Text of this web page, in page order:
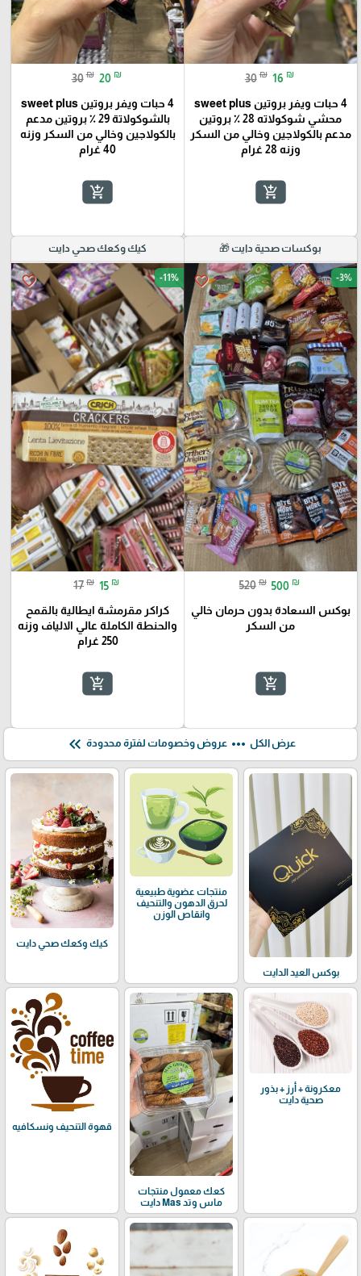
30 ₪ 16 ₪
4 حبات ويفر بروتين sweet plus
محشي شوكولاته 28 ٪؜ بروتين
مدعم بالكولاجين وخالي من السكر
وزنه 28 غرام
add_shopping_cart
30 ₪ 20 ₪
4 حبات ويفر بروتين sweet plus
بالشوكولاتة 29 ٪؜ بروتين مدعم
بالكولاجين وخالي من السكر وزنه
40 غرام
add_shopping_cart
بوكسات صحية دايت 🎁
favorite_border -3%
520 ₪ 500 ₪
بوكس السعادة بدون حرمان خالي
من السكر
add_shopping_cart
كيك وكعك صحي دايت
favorite_border -11%
17 ₪ 15 ₪
كراكر مقرمشة ايطالية بالقمح
والحنطة الكاملة عالي الالياف وزنه
250 غرام
add_shopping_cart
عرض الكل more_horiz عروض وخصومات لفترة محدودة keyboard_double_arrow_left
بوكس العيد الدايت
منتجات عضوية طبيعية
لحرق الدهون والتنحيف
وانقاص الوزن
كيك وكعك صحي دايت
معكرونة + أرز + بذور
صحية دايت
كعك معمول منتجات
ماس وتد Mas دايت
قهوة التنحيف ونسكافيه